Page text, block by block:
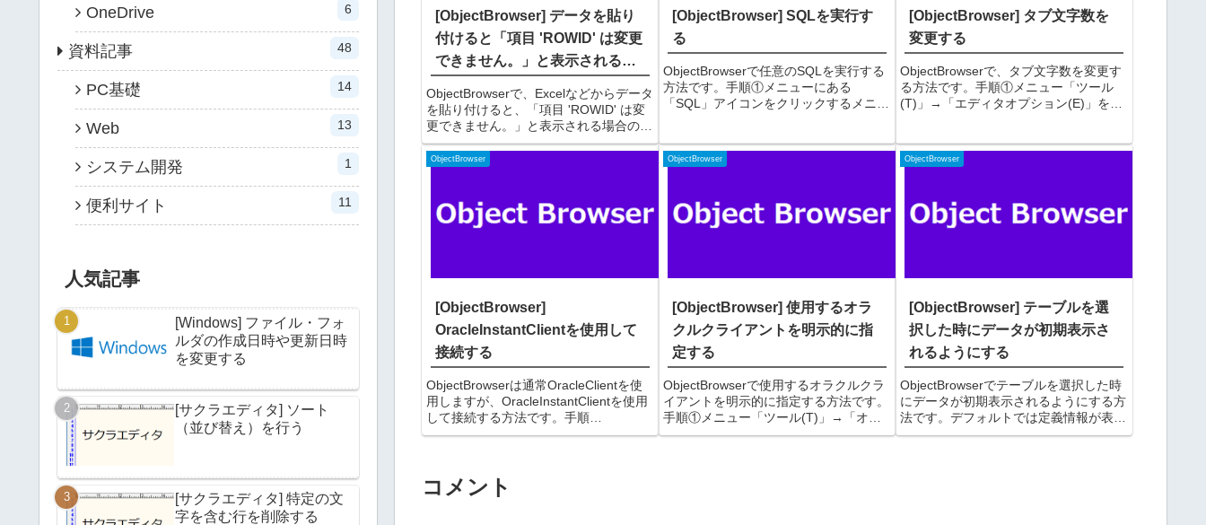
[ObjectBrowser] データを貼り
付けると「項目 'ROWID' は変更
できません。」と表示される場
ObjectBrowserで、Excelなどからデータ
を貼り付けると、「項目 'ROWID' は変
更できません。」と表示される場合の原
因と対処法です。現象Excelなどから
ObjectBrowserへデータを貼り付けると
[ObjectBrowser] SQLを実行す
る
ObjectBrowserで任意のSQLを実行する
方法です。手順①メニューにある
「SQL」アイコンをクリックするメニュ
が表示されるので、実行したいSQL文を
入...
[ObjectBrowser] タブ文字数を
変更する
ObjectBrowserで、タブ文字数を変更す
る方法です。手順①メニュー「ツール
(T)」→「エディタオプション(E)」を選
値を変更して「OK」ボタンをクリック
するこれ...
ObjectBrowser
[ObjectBrowser]
OracleInstantClientを使用して
接続する
ObjectBrowserは通常OracleClientを使
用しますが、OracleInstantClientを使用
して接続する方法です。手順
※InstantClientを
ObjectBrowser
[ObjectBrowser] 使用するオラ
クルクライアントを明示的に指
定する
ObjectBrowserで使用するオラクルクラ
イアントを明示的に指定する方法です。
手順①メニュー「ツール(T)」→「オプ
ション(P)」を選択する②オプション画
ObjectBrowser
[ObjectBrowser] テーブルを選
択した時にデータが初期表示さ
れるようにする
ObjectBrowserでテーブルを選択した時
にデータが初期表示されるようにする方
法です。デフォルトでは定義情報が表示
されますが、これをデータが表示される
コメント
OneDrive 6
資料記事 48
PC基礎 14
Web 13
システム開発 1
便利サイト 11
人気記事
[Windows] ファイル・フォ
ルダの作成日時や更新日時
を変更する
[サクラエディタ] ソート
（並び替え）を行う
[サクラエディタ] 特定の文
字を含む行を削除する